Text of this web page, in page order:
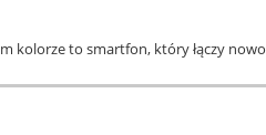
kolorze to smartfon, który łączy